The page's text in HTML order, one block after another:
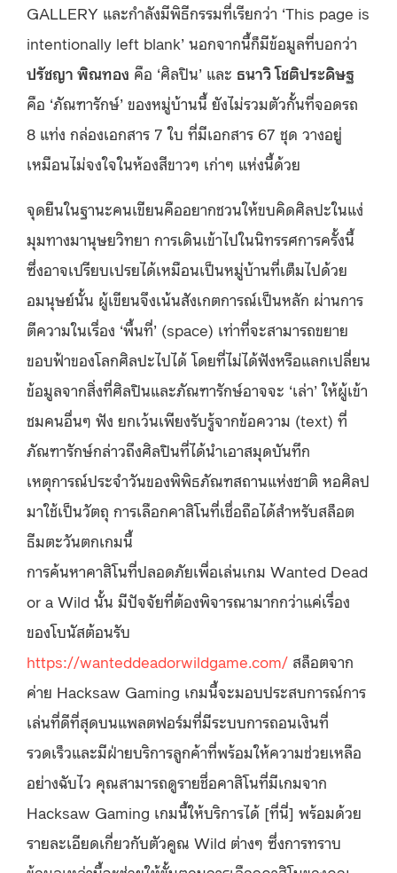
GALLERY และกำลังมีพิธีกรรมที่เรียกว่า ‘This page is
intentionally left blank’ นอกจากนี้ก็มีข้อมูลที่บอกว่า
ปรัชญา พิณทอง คือ ‘ศิลปิน’ และ ธนาวิ โชติประดิษฐ
คือ ‘ภัณฑารักษ์’ ของหมู่บ้านนี้ ยังไม่รวมตัวกั้นที่จอดรถ
8 แท่ง กล่องเอกสาร 7 ใบ ที่มีเอกสาร 67 ชุด วางอยู่
เหมือนไม่จงใจในห้องสีขาวๆ เก่าๆ แห่งนี้ด้วย
จุดยืนในฐานะคนเขียนคืออยากชวนให้ขบคิดศิลปะในแง่
มุมทางมานุษยวิทยา การเดินเข้าไปในนิทรรศการครั้งนี้
ซึ่งอาจเปรียบเปรยได้เหมือนเป็นหมู่บ้านที่เต็มไปด้วย
อมนุษย์นั้น ผู้เขียนจึงเน้นสังเกตการณ์เป็นหลัก ผ่านการ
ตีความในเรื่อง ‘พื้นที่’ (space) เท่าที่จะสามารถขยาย
ขอบฟ้าของโลกศิลปะไปได้ โดยที่ไม่ได้ฟังหรือแลกเปลี่ยน
ข้อมูลจากสิ่งที่ศิลปินและภัณฑารักษ์อาจจะ ‘เล่า’ ให้ผู้เข้า
ชมคนอื่นๆ ฟัง ยกเว้นเพียงรับรู้จากข้อความ (text) ที่
ภัณฑารักษ์กล่าวถึงศิลปินที่ได้นำเอาสมุดบันทึก
เหตุการณ์ประจำวันของพิพิธภัณฑสถานแห่งชาติ หอศิลป
มาใช้เป็นวัตถุ การเลือกคาสิโนที่เชื่อถือได้สำหรับสล็อต
ธีมตะวันตกเกมนี้
การค้นหาคาสิโนที่ปลอดภัยเพื่อเล่นเกม Wanted Dead
or a Wild นั้น มีปัจจัยที่ต้องพิจารณามากกว่าแค่เรื่อง
ของโบนัสต้อนรับ
https://wanteddeadorwildgame.com/ สล็อตจาก
ค่าย Hacksaw Gaming เกมนี้จะมอบประสบการณ์การ
เล่นที่ดีที่สุดบนแพลตฟอร์มที่มีระบบการถอนเงินที่
รวดเร็วและมีฝ่ายบริการลูกค้าที่พร้อมให้ความช่วยเหลือ
อย่างฉับไว คุณสามารถดูรายชื่อคาสิโนที่มีเกมจาก
Hacksaw Gaming เกมนี้ให้บริการได้ [ที่นี่] พร้อมด้วย
รายละเอียดเกี่ยวกับตัวคูณ Wild ต่างๆ ซึ่งการทราบ